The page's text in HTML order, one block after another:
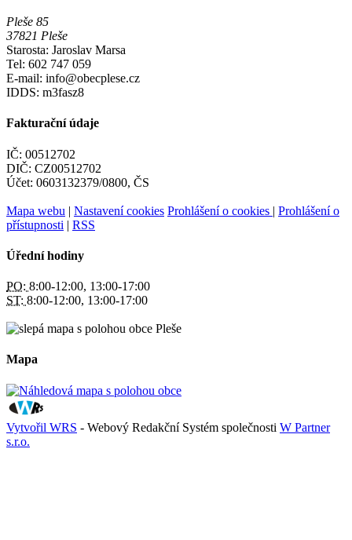
Pleše 85
37821 Pleše
Starosta: Jaroslav Marsa
Tel: 602 747 059
E-mail: info@obecplese.cz
IDDS: m3fasz8
Fakturační údaje
IČ: 00512702
DIČ: CZ00512702
Účet: 0603132379/0800, ČS
Mapa webu | Nastavení cookies Prohlášení o cookies | Prohlášení o
přístupnosti | RSS
Úřední hodiny
PO: 8:00-12:00, 13:00-17:00
ST: 8:00-12:00, 13:00-17:00
Mapa
Vytvořil WRS - Webový Redakční Systém společnosti W Partner
s.r.o.